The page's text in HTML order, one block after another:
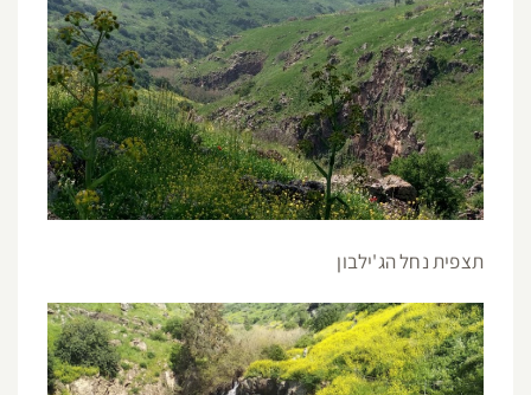
תצפית נחל הג'ילבון